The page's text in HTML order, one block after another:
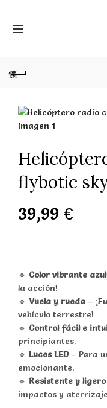
flybotic
39,99 €
🔹 Color vibrante azul
la acción!
🔹 Vuela y rueda –
vehículo terrestre!
🔹 Control fácil e
principiantes.
🔹 Luces LED– Para
emocionante.
🔹 Resistente y ligero
impactos y